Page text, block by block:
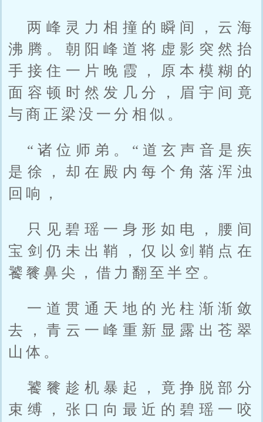
两峰灵力相撞的瞬间，云海
沸腾。朝阳峰道将虚影突然抬
手接住一片晚霞，原本模糊的
面容顿时然发几分，眉宇间竟
与商正梁没一分相似。
“诸位师弟。“道玄声音是疾
是徐，却在殿内每个角落浑浊
回响，
只见碧瑶一身形如电，腰间
宝剑仍未出鞘，仅以剑鞘点在
饕餮鼻尖，借力翻至半空。
一道贯通天地的光柱渐渐敛
去，青云一峰重新显露出苍翠
山体。
饕餮趁机暴起，竟挣脱部分
束缚，张口向最近的碧瑶一咬